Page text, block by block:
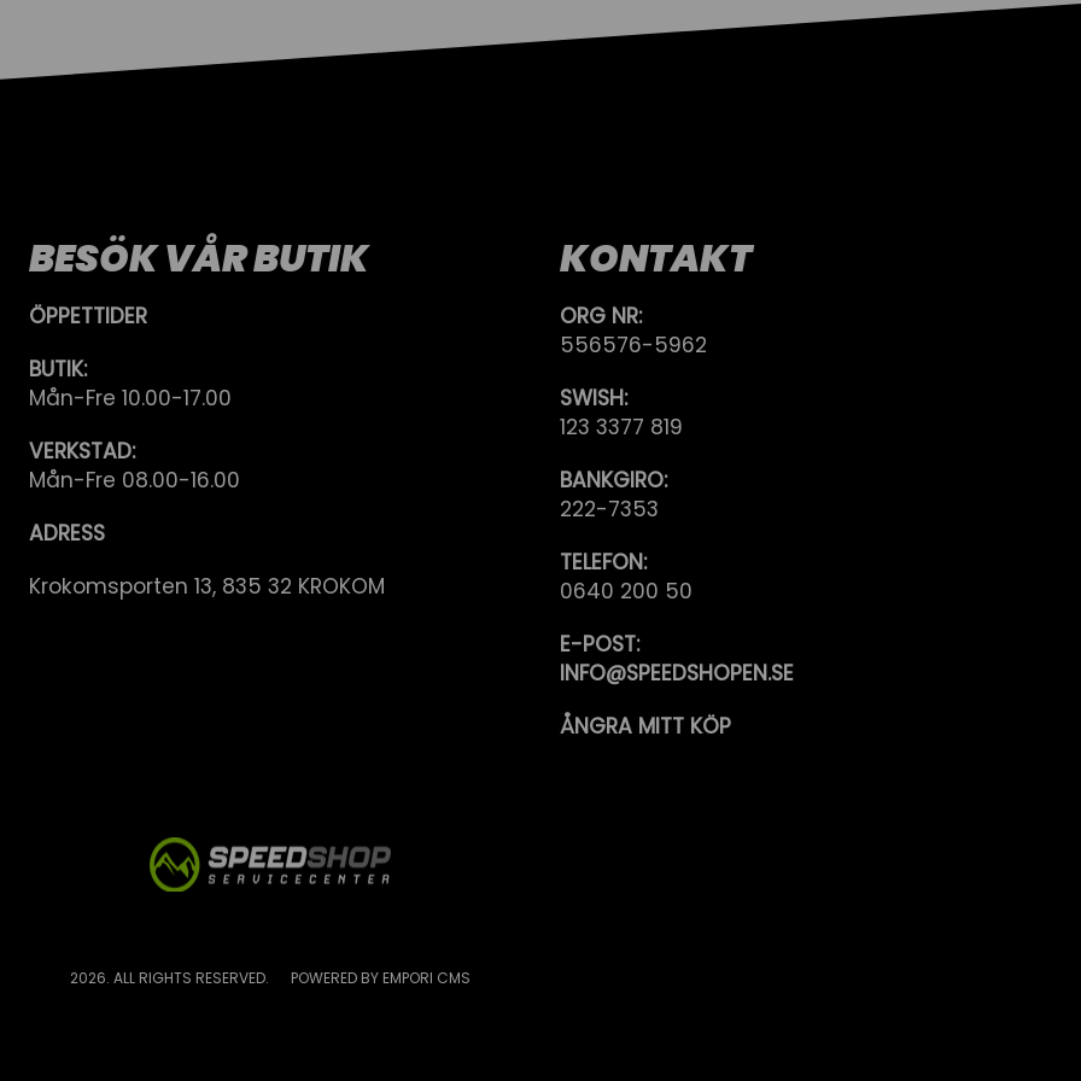
BESÖK VÅR BUTIK
ÖPPETTIDER
BUTIK:
Mån-Fre 10.00-17.00
VERKSTAD:
Mån-Fre 08.00-16.00
ADRESS
Krokomsporten 13, 835 32 KROKOM
KONTAKT
ORG NR:
556576-5962
SWISH:
123 3377 819
BANKGIRO:
222-7353
TELEFON:
0640 200 50
E-POST:
INFO@SPEEDSHOPEN.SE
ÅNGRA MITT KÖP
2026. ALL RIGHTS RESERVED. POWERED BY EMPORI CMS